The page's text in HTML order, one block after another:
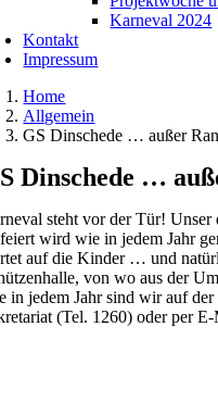
Karneval 2024
Kontakt
Impressum
Home
Allgemein
GS Dinschede … außer
Dinschede …
steht vor der Tür!
wird wie in jedem Jahr
auf die Kinder … und
von wo aus der
in jedem Jahr sind wir auf
(Tel. 1260) oder per